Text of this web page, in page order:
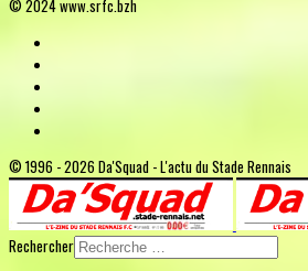
© 2024 www.srfc.bzh
© 1996 - 2026 Da'Squad - L'actu du Stade Rennais
Rechercher